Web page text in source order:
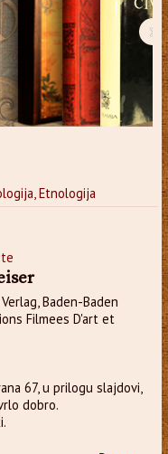
›
Etnologija
Baden-Baden
Filmees D'art et
67, u prilogu slajdovi,
dobro.